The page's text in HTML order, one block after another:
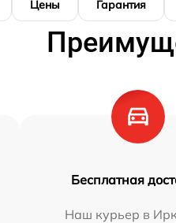
Цены Гарантия
Бесплатная
Наш курьер в